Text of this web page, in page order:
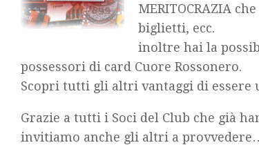
MERITOCRAZIA
biglietti, ecc.
inoltre hai la
possessori di card Cuore Rossonero.
Scopri tutti gli altri vantaggi di essere
Grazie a tutti i Soci del Club che già
invitiamo anche gli altri a